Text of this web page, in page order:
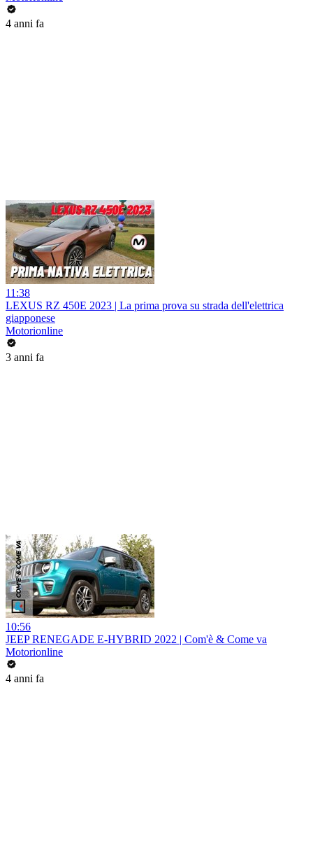
4 anni fa
11:38
LEXUS RZ 450E 2023 | La prima prova su strada dell'elettrica
giapponese
Motorionline
3 anni fa
10:56
JEEP RENEGADE E-HYBRID 2022 | Com'è & Come va
Motorionline
4 anni fa